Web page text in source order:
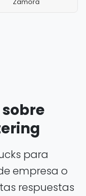
Zamora
para
empresa o
respuestas